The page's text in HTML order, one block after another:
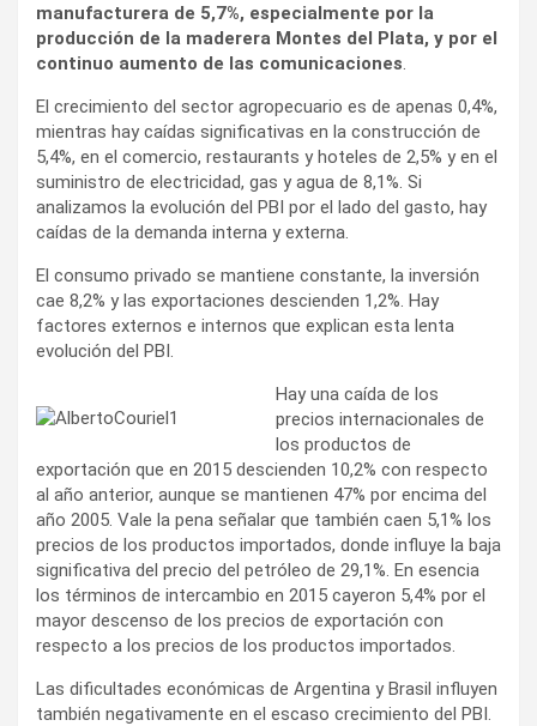
manufacturera de 5,7%, especialmente por la
producción de la maderera Montes del Plata, y por el
continuo aumento de las comunicaciones.
El crecimiento del sector agropecuario es de apenas 0,4%,
mientras hay caídas significativas en la construcción de
5,4%, en el comercio, restaurants y hoteles de 2,5% y en el
suministro de electricidad, gas y agua de 8,1%. Si
analizamos la evolución del PBI por el lado del gasto, hay
caídas de la demanda interna y externa.
El consumo privado se mantiene constante, la inversión
cae 8,2% y las exportaciones descienden 1,2%. Hay
factores externos e internos que explican esta lenta
evolución del PBI.
Hay una caída de los
precios internacionales de
los productos de
exportación que en 2015 descienden 10,2% con respecto
al año anterior, aunque se mantienen 47% por encima del
año 2005. Vale la pena señalar que también caen 5,1% los
precios de los productos importados, donde influye la baja
significativa del precio del petróleo de 29,1%. En esencia
los términos de intercambio en 2015 cayeron 5,4% por el
mayor descenso de los precios de exportación con
respecto a los precios de los productos importados.
Las dificultades económicas de Argentina y Brasil influyen
también negativamente en el escaso crecimiento del PBI.